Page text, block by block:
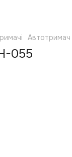
Автотримач
055